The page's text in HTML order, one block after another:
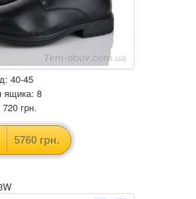
40-45
ящика: 8
грн.
5760 грн.